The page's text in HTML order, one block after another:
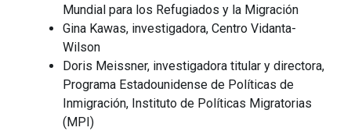
Mundial para los Refugiados y la Migración
Gina Kawas, investigadora, Centro Vidanta-
Wilson
Doris Meissner, investigadora titular y directora,
Programa Estadounidense de Políticas de
Inmigración, Instituto de Políticas Migratorias
(MPI)